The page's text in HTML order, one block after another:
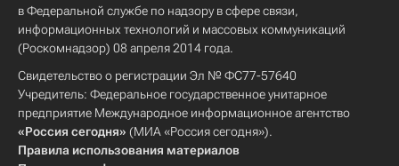
в Федеральной службе по надзору в сфере связи,
информационных технологий и массовых коммуникаций
(Роскомнадзор) 08 апреля 2014 года.
Свидетельство о регистрации Эл № ФС77-57640
Учредитель: Федеральное государственное унитарное
предприятие Международное информационное агентство
«Россия сегодня» (МИА «Россия сегодня»).
Правила использования материалов